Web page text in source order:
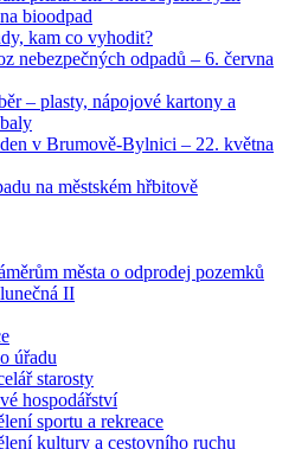
bioodpad
kam co vyhodit?
nebezpečných odpadů – 6. června
– plasty, nápojové kartony a
v Brumově-Bylnici – 22. května
na městském hřbitově
města o odprodej pozemků
II
úřadu
starosty
hospodářství
sportu a rekreace
kultury a cestovního ruchu